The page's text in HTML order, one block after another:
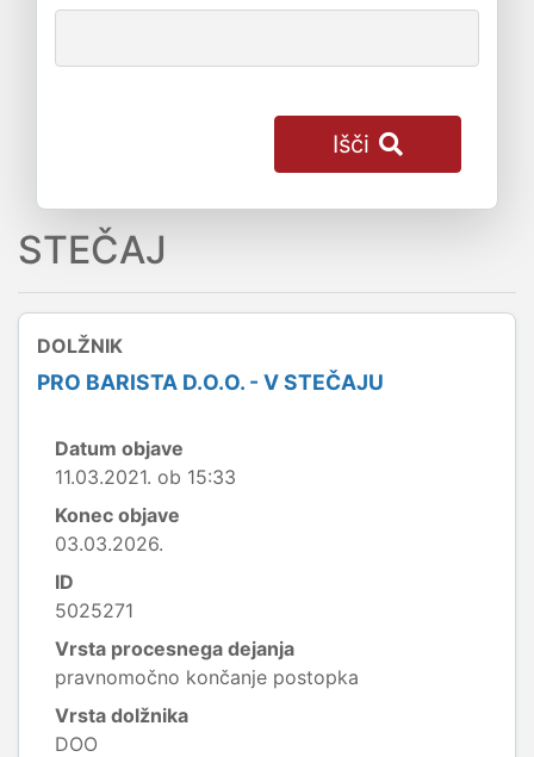
Išči
STEČAJ
DOLŽNIK
PRO BARISTA D.O.O. - V STEČAJU
Datum objave
11.03.2021. ob 15:33
Konec objave
03.03.2026.
ID
5025271
Vrsta procesnega dejanja
pravnomočno končanje postopka
Vrsta dolžnika
DOO